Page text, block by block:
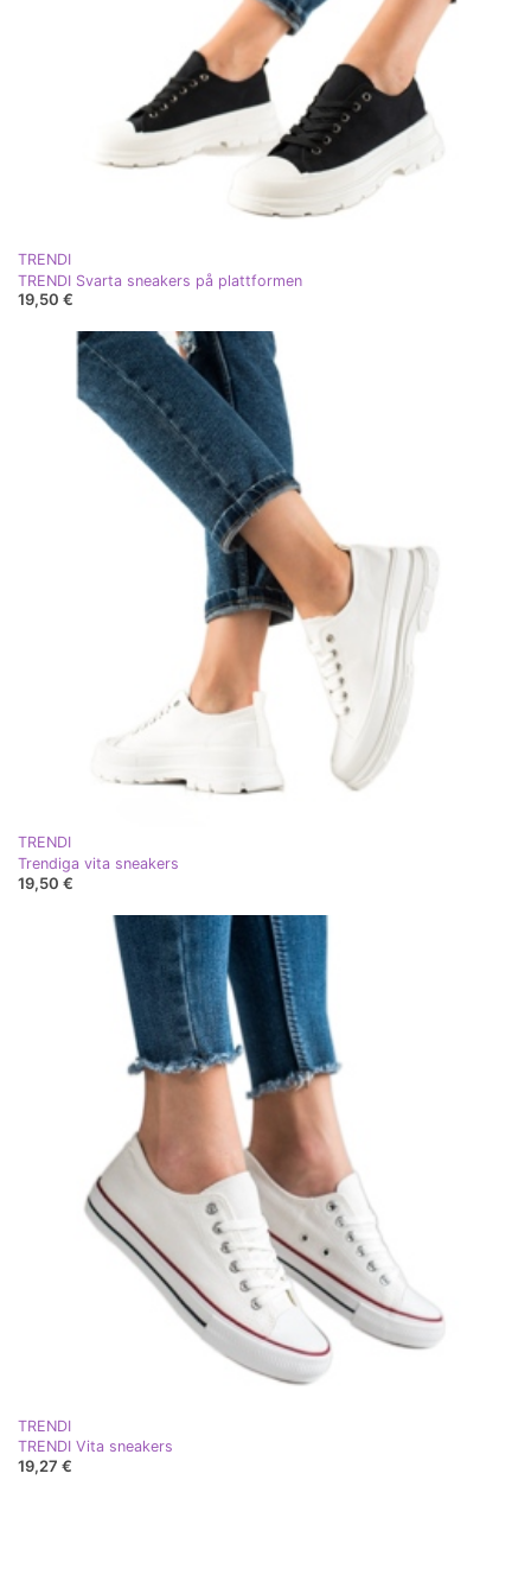
TRENDI
TRENDI Svarta sneakers på plattformen
19,50 €
TRENDI
Trendiga vita sneakers
19,50 €
TRENDI
TRENDI Vita sneakers
19,27 €